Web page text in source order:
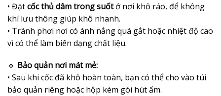
• Đặtcốc thủ dâm trong suốtở nơi khô ráo, để không
khí lưu thông giúp khô nhanh.
• Tránh phơi nơi có ánh nắng quá gắt hoặc nhiệt độ cao
vì có thể làm biến dạng chất liệu.
🔹 Bảo quản nơi mát mẻ:
• Sau khi cốc đã khô hoàn toàn, bạn có thể cho vào túi
bảo quản riêng hoặc hộp kèm gói hút ẩm.